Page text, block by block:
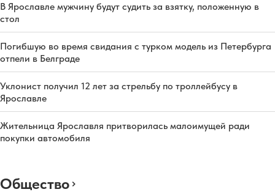
В Ярославле мужчину будут судить за взятку, положенную в
стол
Погибшую во время свидания с турком модель из Петербурга
отпели в Белграде
Уклонист получил 12 лет за стрельбу по троллейбусу в
Ярославле
Жительница Ярославля притворилась малоимущей ради
покупки автомобиля
Общество